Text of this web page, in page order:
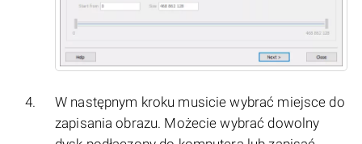
W następnym kroku musicie wybrać miejsce do
zapisania obrazu. Możecie wybrać dowolny